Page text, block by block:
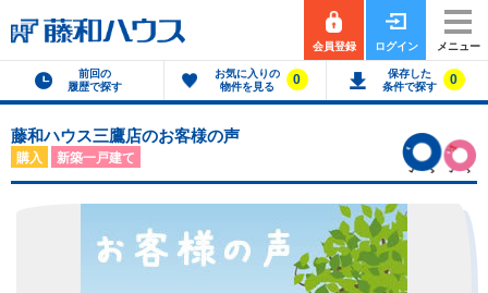
会員登録 ログイン メニュー
前回の
履歴で探す
お気に入りの
物件を見る
0
保存した
条件で探す
0
藤和ハウス三鷹店のお客様の声
購入 新築一戸建て